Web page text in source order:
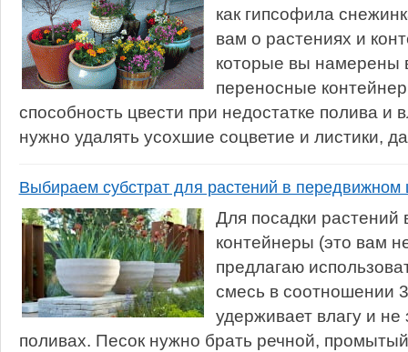
как гипсофила
вам о растениях и
которые вы намерены
переносные
способность цвести при недостатке полива и
нужно удалять усохшие соцветие и листики,
Выбираем субстрат для растений в передвижном
Для посадки растений
контейнеры (это вам
предлагаю
смесь в соотношении
удерживает влагу и
поливах. Песок нужно брать речной,